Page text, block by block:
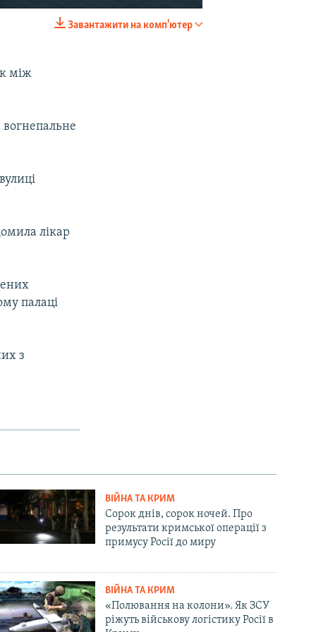
Завантажити на комп'ютер
між
вогнепальне
лікар
палаці
з
ВІЙНА ТА КРИМ
Сорок днів, сорок ночей. Про
результати кримської операції з
примусу Росії до миру
ВІЙНА ТА КРИМ
«Полювання на колони». Як ЗСУ
ріжуть військову логістику Росії в